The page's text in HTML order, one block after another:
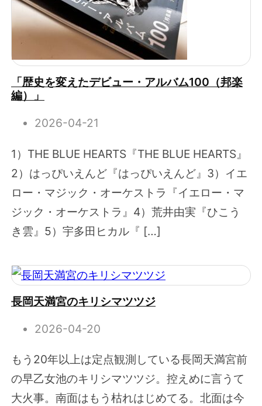
「歴史を変えたデビュー・アルバム100（邦楽
編）」
2026-04-21
1）THE BLUE HEARTS『THE BLUE HEARTS』
2）はっぴいえんど『はっぴいえんど』3）イエ
ロー・マジック・オーケストラ『イエロー・マ
ジック・オーケストラ』4）荒井由実『ひこう
き雲』5）宇多田ヒカル『 […]
長岡天満宮のキリシマツツジ
2026-04-20
もう20年以上は定点観測している長岡天満宮前
の早乙女池のキリシマツツジ。控えめに言うて
大火事。南面はもう枯れはじめてる。北面は今